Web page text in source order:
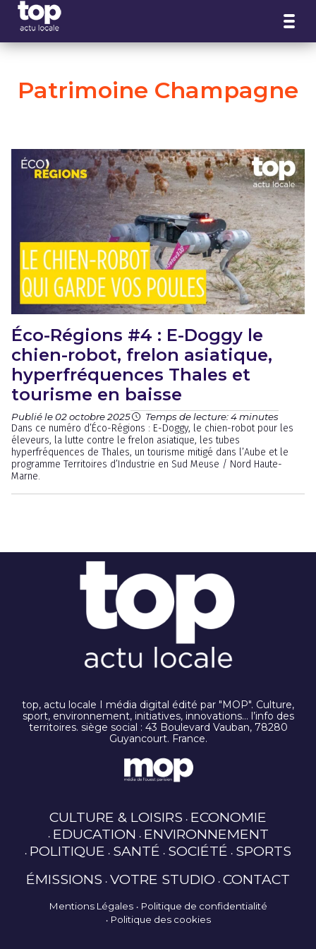
Patrimoine Champagne
Éco-Régions #4 : E-Doggy le
chien-robot, frelon asiatique,
hyperfréquences Thales et
tourisme en baisse
Publié le 02 octobre 2025 Temps de lecture: 4 minutes
Dans ce numéro d’Éco-Régions : E-Doggy, le chien-robot pour les
éleveurs, la lutte contre le frelon asiatique, les tubes
hyperfréquences de Thales, un tourisme mitigé dans l’Aube et le
programme Territoires d’Industrie en Sud Meuse / Nord Haute-
Marne.
top, actu locale I média digital édité par "MOP". Culture,
sport, environnement, initiatives, innovations… l’info des
territoires. siège social : 43 Boulevard Vauban, 78280
Guyancourt. France.
CULTURE & LOISIRS ECONOMIE
EDUCATION ENVIRONNEMENT
POLITIQUE SANTÉ SOCIÉTÉ SPORTS
ÉMISSIONS VOTRE STUDIO CONTACT
Mentions Légales
Politique de confidentialité
Politique des cookies
Panneau de gestion des cookies